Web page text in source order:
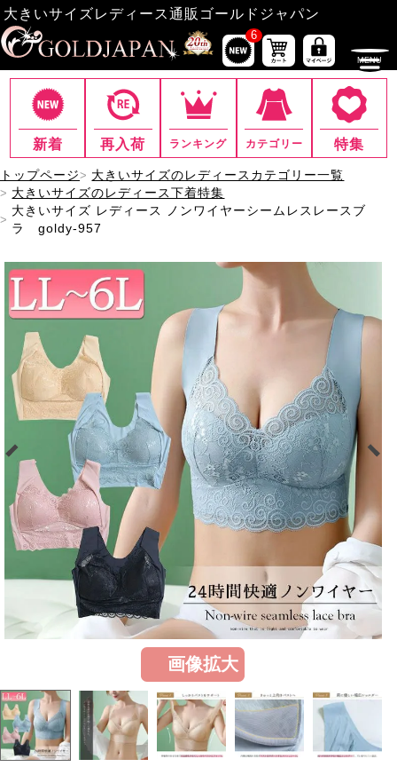
大きいサイズレディース通販ゴールドジャパン
6
新着 再入荷 ランキング カテゴリー 特集
トップページ
大きいサイズのレディースカテゴリー一覧
大きいサイズのレディース下着特集
大きいサイズ レディース ノンワイヤーシームレスレースブ
ラ goldy-957
画像拡大